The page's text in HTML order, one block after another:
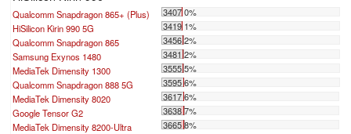
Qualcomm Snapdragon 865+ (Plus)
3407 0%
HiSilicon Kirin 990 5G
3419 1%
Qualcomm Snapdragon 865
3456 2%
Samsung Exynos 1480
3481 2%
MediaTek Dimensity 1300
3555 5%
Qualcomm Snapdragon 888 5G
3595 6%
MediaTek Dimensity 8020
3617 6%
Google Tensor G2
3638 7%
MediaTek Dimensity 8200-Ultra
3665 8%